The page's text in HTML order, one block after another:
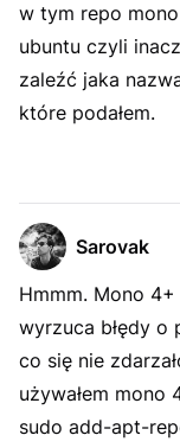
w tym repo
ubuntu czyli
zaleźć jaka
które podałem.
Sarovak
Hmmm. Mono
wyrzuca błędy o
co się nie
używałem mono
sudo add-apt-